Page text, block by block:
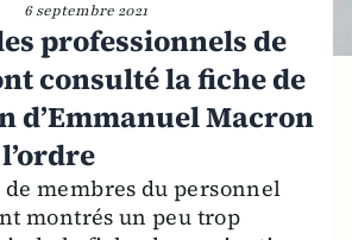
6 septembre 2021
professionnels de
consulté la fiche de
d’Emmanuel Macron
membres du personnel
montrés un peu trop